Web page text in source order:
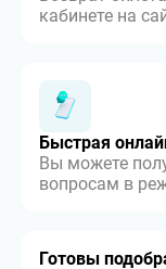
кабинете на
Быстрая
Вы можете
вопросам в
Готовы